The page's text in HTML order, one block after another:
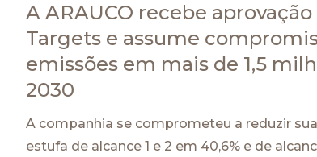
A ARAUCO recebe
Targets e assume
emissões em mais de 1,5
2030
A companhia se comprometeu a reduzir
estufa de alcance 1 e 2 em 40,6% e de